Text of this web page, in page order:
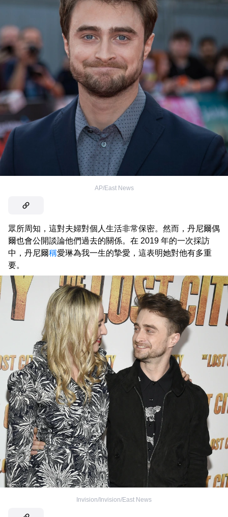
AP/East News
眾所周知，這對夫婦對個人生活非常保密。然而，丹尼爾偶
爾也會公開談論他們過去的關係。在 2019 年的一次採訪
中，丹尼爾稱愛琳為我一生的摯愛，這表明她對他有多重
要。
Invision/Invision/East News